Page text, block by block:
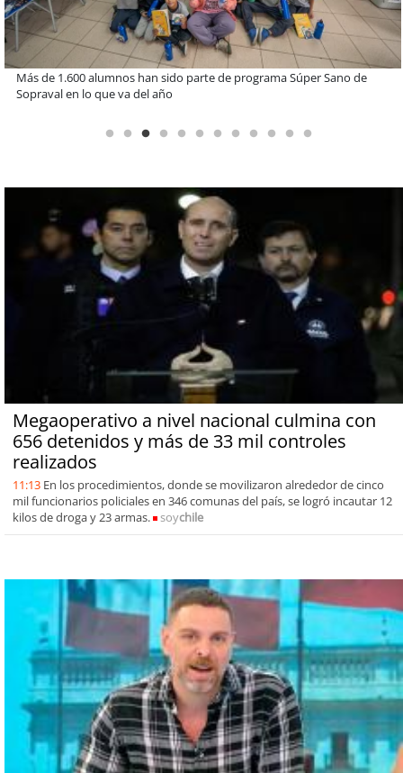
Miguel Palacios asume la presidencia de Magallanes Puerto
Sostenible con foco en la vinculación ciudadana
Megaoperativo a nivel nacional culmina con
656 detenidos y más de 33 mil controles
realizados
11:13 En los procedimientos, donde se movilizaron alrededor de cinco
mil funcionarios policiales en 346 comunas del país, se logró incautar 12
kilos de droga y 23 armas.
soychile